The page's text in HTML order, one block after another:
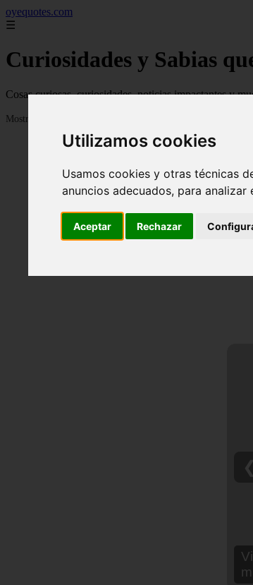
Utilizamos cookies
Usamos cookies y otras técnicas
anuncios adecuados, para
Aceptar Rechazar
oyequotes.com
☰
Curiosidades y Sabias
Cosas curiosas, curiosidades, noticias impactantes y
Mostrando 1 - 24 de 2834 artículos
❮